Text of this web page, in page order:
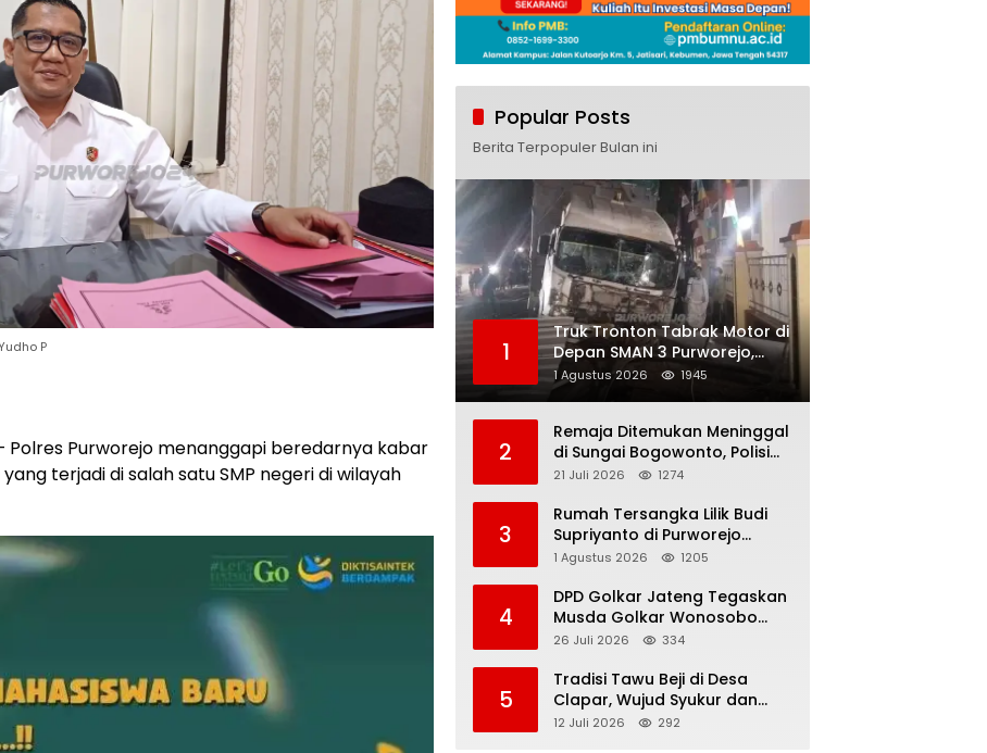
P
Polres Purworejo menanggapi beredarnya kabar
terjadi di salah satu SMP negeri di wilayah
Popular Posts
Berita Terpopuler Bulan ini
1
Truk Tronton Tabrak Motor di
Depan SMAN 3 Purworejo,
Korban Meninggal Dunia,
Polisi Masih Selidiki Penyebab
1 Agustus 2026 1945
2
Remaja Ditemukan Meninggal
di Sungai Bogowonto, Polisi
Masih Selidiki Penyebab
21 Juli 2026 1274
3
Rumah Tersangka Lilik Budi
Supriyanto di Purworejo
Digeledah KPK, Dua
1 Agustus 2026 1205
4
DPD Golkar Jateng Tegaskan
Musda Golkar Wonosobo
Sah, Imam Teguh Purnomo
26 Juli 2026 334
5
Tradisi Tawu Beji di Desa
Clapar, Wujud Syukur dan
Pelestarian Sumber Air
12 Juli 2026 292